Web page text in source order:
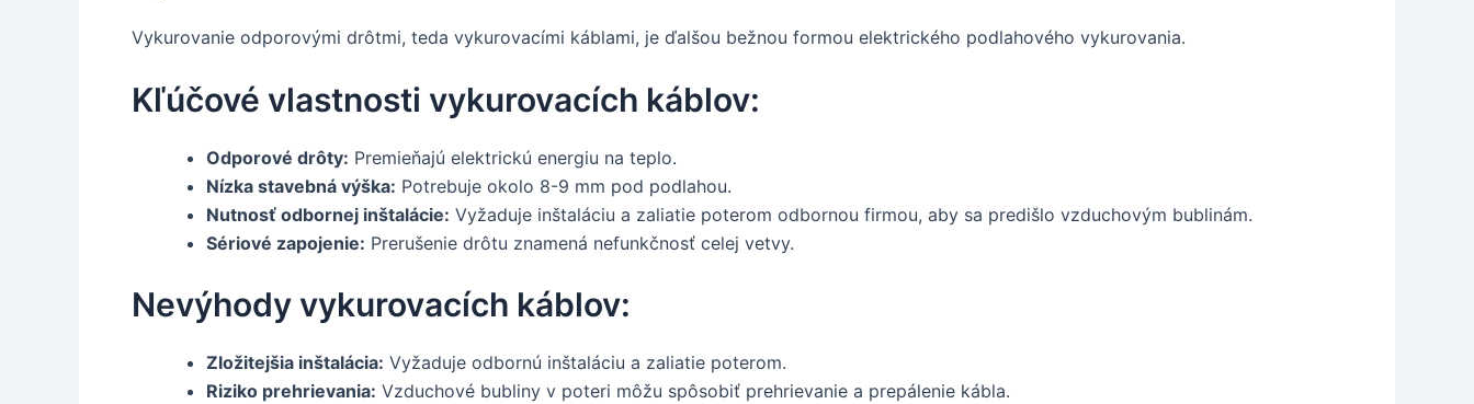
Vykurovanie odporovými drôtmi, teda vykurovacími káblami, je ďalšou bežnou formou elektrického podlahového vykurovania.
Kľúčové vlastnosti vykurovacích káblov:
Odporové drôty: Premieňajú elektrickú energiu na teplo.
Nízka stavebná výška: Potrebuje okolo 8-9 mm pod podlahou.
Nutnosť odbornej inštalácie: Vyžaduje inštaláciu a zaliatie poterom odbornou firmou, aby sa predišlo vzduchovým bublinám.
Sériové zapojenie: Prerušenie drôtu znamená nefunkčnosť celej vetvy.
Nevýhody vykurovacích káblov:
Zložitejšia inštalácia: Vyžaduje odbornú inštaláciu a zaliatie poterom.
Riziko prehrievania: Vzduchové bubliny v poteri môžu spôsobiť prehrievanie a prepálenie kábla.